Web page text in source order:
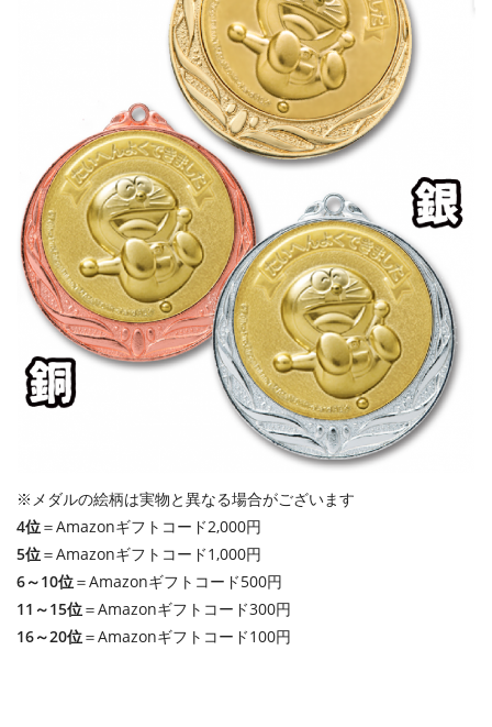
※メダルの絵柄は実物と異なる場合がございます
4位＝Amazonギフトコード2,000円
5位＝Amazonギフトコード1,000円
6～10位＝Amazonギフトコード500円
11～15位＝Amazonギフトコード300円
16～20位＝Amazonギフトコード100円